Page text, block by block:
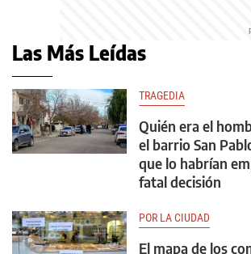
Las Más Leídas
TRAGEDIA
Quién era el
el barrio San
que lo habrían
fatal decisión
POR LA CIUDAD
El mapa de los